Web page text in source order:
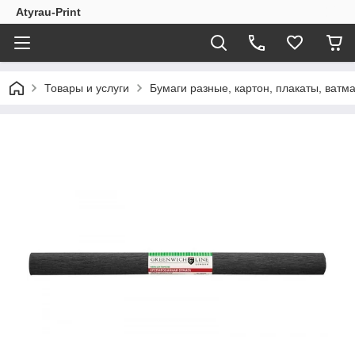
Atyrau-Print
Товары и услуги Бумаги разные, картон, плакаты,